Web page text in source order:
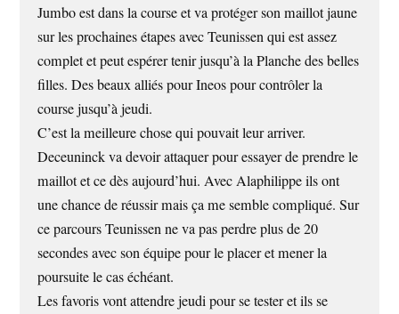
Jumbo est dans la course et va protéger son maillot jaune
sur les prochaines étapes avec Teunissen qui est assez
complet et peut espérer tenir jusqu’à la Planche des belles
filles. Des beaux alliés pour Ineos pour contrôler la
course jusqu’à jeudi.
C’est la meilleure chose qui pouvait leur arriver.
Deceuninck va devoir attaquer pour essayer de prendre le
maillot et ce dès aujourd’hui. Avec Alaphilippe ils ont
une chance de réussir mais ça me semble compliqué. Sur
ce parcours Teunissen ne va pas perdre plus de 20
secondes avec son équipe pour le placer et mener la
poursuite le cas échéant.
Les favoris vont attendre jeudi pour se tester et ils se